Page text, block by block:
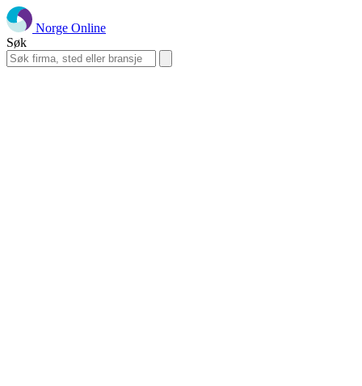
Norge Online
Søk